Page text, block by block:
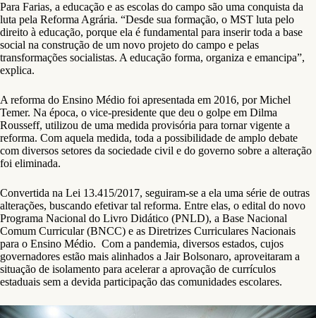
Para Farias, a educação e as escolas do campo são uma conquista da
luta pela Reforma Agrária. “Desde sua formação, o MST luta pelo
direito à educação, porque ela é fundamental para inserir toda a base
social na construção de um novo projeto do campo e pelas
transformações socialistas. A educação forma, organiza e emancipa”,
explica.
A reforma do Ensino Médio foi apresentada em 2016, por Michel
Temer. Na época, o vice-presidente que deu o golpe em Dilma
Rousseff, utilizou de uma medida provisória para tornar vigente a
reforma. Com aquela medida, toda a possibilidade de amplo debate
com diversos setores da sociedade civil e do governo sobre a alteração
foi eliminada.
Convertida na Lei 13.415/2017, seguiram-se a ela uma série de outras
alterações, buscando efetivar tal reforma. Entre elas, o edital do novo
Programa Nacional do Livro Didático (PNLD), a Base Nacional
Comum Curricular (BNCC) e as Diretrizes Curriculares Nacionais
para o Ensino Médio. Com a pandemia, diversos estados, cujos
governadores estão mais alinhados a Jair Bolsonaro, aproveitaram a
situação de isolamento para acelerar a aprovação de currículos
estaduais sem a devida participação das comunidades escolares.